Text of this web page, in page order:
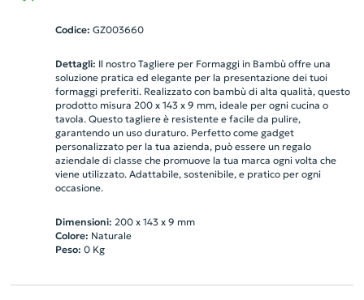
Codice: GZ003660
Dettagli: Il nostro Tagliere per Formaggi in Bambù offre una
soluzione pratica ed elegante per la presentazione dei tuoi
formaggi preferiti. Realizzato con bambù di alta qualità, questo
prodotto misura 200 x 143 x 9 mm, ideale per ogni cucina o
tavola. Questo tagliere è resistente e facile da pulire,
garantendo un uso duraturo. Perfetto come gadget
personalizzato per la tua azienda, può essere un regalo
aziendale di classe che promuove la tua marca ogni volta che
viene utilizzato. Adattabile, sostenibile, e pratico per ogni
occasione.
Dimensioni: 200 x 143 x 9 mm
Colore: Naturale
Peso: 0Kg